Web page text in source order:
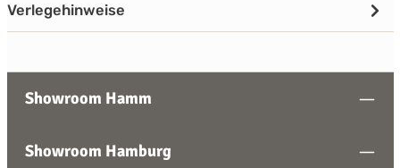
Verlegehinweise
Showroom Hamm
Showroom Hamburg